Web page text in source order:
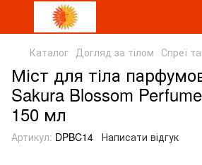
Каталог Догляд за тілом Спреї
Міст для тіла
Sakura Blossom
150 мл
Артикул: DPBC14 Написати відгук